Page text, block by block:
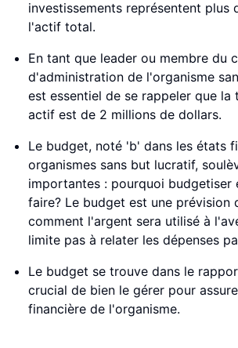
investissements représentent plus
l'actif total.
En tant que leader ou membre du
d'administration de l'organisme
est essentiel de se rappeler que la
actif est de 2 millions de dollars.
Le budget, noté 'b' dans les états
organismes sans but lucratif,
importantes : pourquoi budgetiser
faire? Le budget est une prévision
comment l'argent sera utilisé à
limite pas à relater les dépenses
Le budget se trouve dans le
crucial de bien le gérer pour
financière de l'organisme.